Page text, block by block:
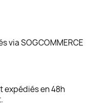
via SOGCOMMERCE
expédiés en 48h